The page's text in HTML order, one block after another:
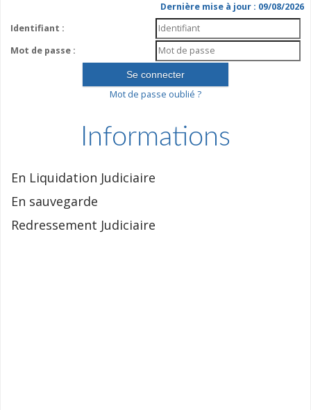
Dernière mise à jour : 09/08/2026
Identifiant :
Mot de passe :
Mot de passe oublié ?
Informations
En Liquidation Judiciaire
En sauvegarde
Redressement Judiciaire